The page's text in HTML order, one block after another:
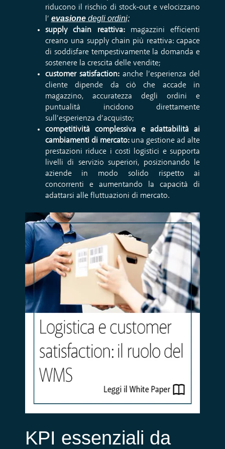
riducono il rischio di stock-out e velocizzano
l’ evasionedegli ordini;
supply chain reattiva: magazzini efficienti
creano una supply chain più reattiva: capace
di soddisfare tempestivamente la domanda e
sostenere la crescita delle vendite;
customer satisfaction: anche l’esperienza del
cliente dipende da ciò che accade in
magazzino, accuratezza degli ordini e
puntualità incidono direttamente
sull’esperienza d’acquisto;
competitività complessiva e adattabilità ai
cambiamenti di mercato: una gestione ad alte
prestazioni riduce i costi logistici e supporta
livelli di servizio superiori, posizionando le
aziende in modo solido rispetto ai
concorrenti e aumentando la capacità di
adattarsi alle fluttuazioni di mercato.
KPI essenziali da